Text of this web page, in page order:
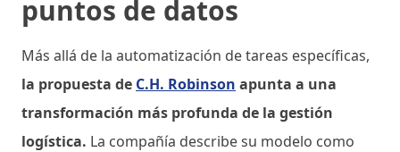
puntos de datos
Más allá de la automatización de tareas específicas,
la propuesta de C.H. Robinson apunta a una
transformación más profunda de la gestión
logística. La compañía describe su modelo como